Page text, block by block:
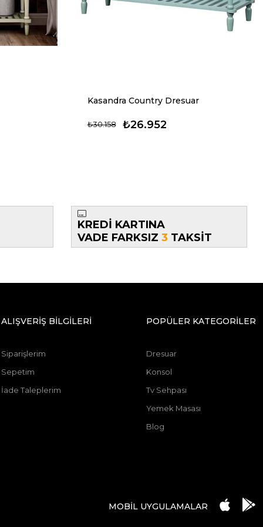
Kasandra Country Dresuar
₺26.952
₺30.158
KREDİ KARTINA
VADE FARKSIZ 3 TAKSİT
ALIŞVERİŞ BİLGİLERİ
Siparişlerim
Sepetim
İade Taleplerim
POPÜLER KATEGORİLER
Dresuar
Konsol
Tv Sehpası
Yemek Masası
Blog
MOBİL UYGULAMALAR